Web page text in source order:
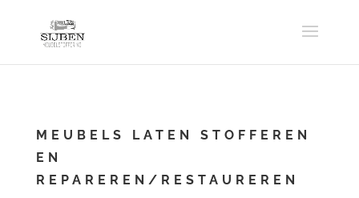
MEUBELS LATEN STOFFEREN
EN
REPAREREN/RESTAUREREN